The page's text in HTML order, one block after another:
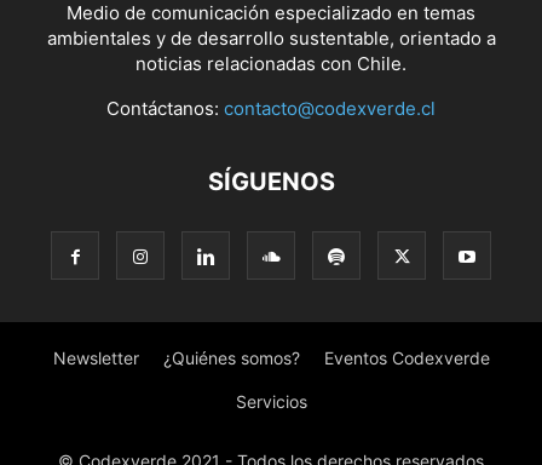
Medio de comunicación especializado en temas
ambientales y de desarrollo sustentable, orientado a
noticias relacionadas con Chile.
Contáctanos: contacto@codexverde.cl
SÍGUENOS
Newsletter ¿Quiénes somos? Eventos Codexverde
Servicios